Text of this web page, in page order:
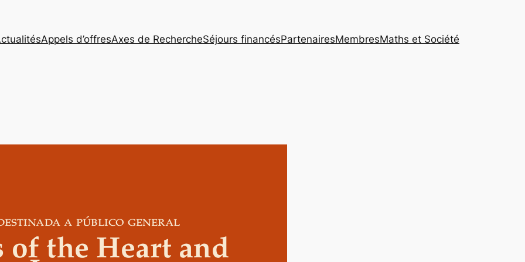
Appels d’offresAxes de RechercheSéjours financésPartenairesMembresMaths et Société